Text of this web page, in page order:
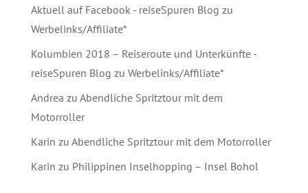
Aktuell auf Facebook - reiseSpuren Blog zu
Werbelinks/Affiliate*
Kolumbien 2018 – Reiseroute und Unterkünfte -
reiseSpuren Blog zu Werbelinks/Affiliate*
Andrea zu Abendliche Spritztour mit dem
Motorroller
Karin zu Abendliche Spritztour mit dem Motorroller
Karin zu Philippinen Inselhopping – Insel Bohol